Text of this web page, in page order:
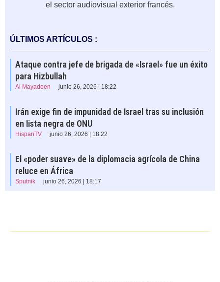
el sector audiovisual exterior francés.
ÚLTIMOS ARTÍCULOS :
Ataque contra jefe de brigada de «Israel» fue un éxito
para Hizbullah
Al Mayadeen junio 26, 2026 | 18:22
Irán exige fin de impunidad de Israel tras su inclusión
en lista negra de ONU
HispanTV junio 26, 2026 | 18:22
El «poder suave» de la diplomacia agrícola de China
reluce en África
Sputnik junio 26, 2026 | 18:17